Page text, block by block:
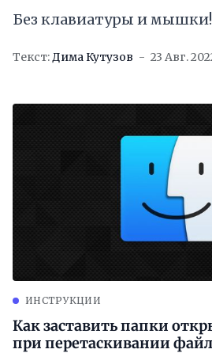
Без клавиатуры и мышки!
Текст:Дима Кутузов 23 Авг.
ИНСТРУКЦИИ
Как заставить папки
при перетаскивании